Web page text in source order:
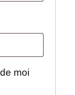
moi